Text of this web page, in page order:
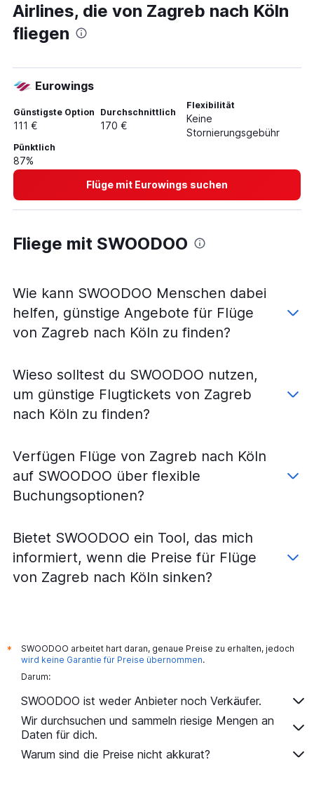
Flüge von Rijeka nach Düsseldorf
Flüge von Zagreb nach Frankfurt am Main
Flüge von Zagreb nach München
Flüge von Split nach Köln
Flüge von Split nach Berlin
Flüge von Pula nach Frankfurt Hahn
Flüge von Split nach München
Flüge von Zadar nach Stuttgart
Flüge von Pula nach Köln
Flüge von Pula nach Düsseldorf
Flüge von Zadar nach Berlin
Flüge von Dubrovnik nach München
Flüge von Zadar nach Frankfurt am Main
Flüge von Zagreb nach Frankfurt Hahn
Flüge von Zadar nach Nürnberg
Flüge von Pula nach Hannover
Flüge von Rijeka nach Berlin
Flüge von Pula nach Stuttgart
Flüge von Pula nach Hamburg
Flüge von Split nach Nürnberg
Flüge von Split nach Hannover
Flüge von Dubrovnik nach Düsseldorf
Flüge von Zagreb nach Hannover
Flüge von Zagreb nach Leipzig
Flüge von Rijeka nach Stuttgart
Airlines, die von Zagreb nach Köln
fliegen
Eurowings
Günstigste Option
111 €
Durchschnittlich
170 €
Flexibilität
Keine
Stornierungsgebühr
Pünktlich
87%
Flüge mit Eurowings suchen
Fliege mit SWOODOO
Wie kann SWOODOO Menschen dabei
helfen, günstige Angebote für Flüge
von Zagreb nach Köln zu finden?
Wieso solltest du SWOODOO nutzen,
um günstige Flugtickets von Zagreb
nach Köln zu finden?
Verfügen Flüge von Zagreb nach Köln
auf SWOODOO über flexible
Buchungsoptionen?
Bietet SWOODOO ein Tool, das mich
informiert, wenn die Preise für Flüge
von Zagreb nach Köln sinken?
*
SWOODOO arbeitet hart daran, genaue Preise zu erhalten, jedoch
wird keine Garantie für Preise übernommen.
Darum:
SWOODOO ist weder Anbieter noch Verkäufer.
Wir durchsuchen und sammeln riesige Mengen an
Daten für dich.
Warum sind die Preise nicht akkurat?